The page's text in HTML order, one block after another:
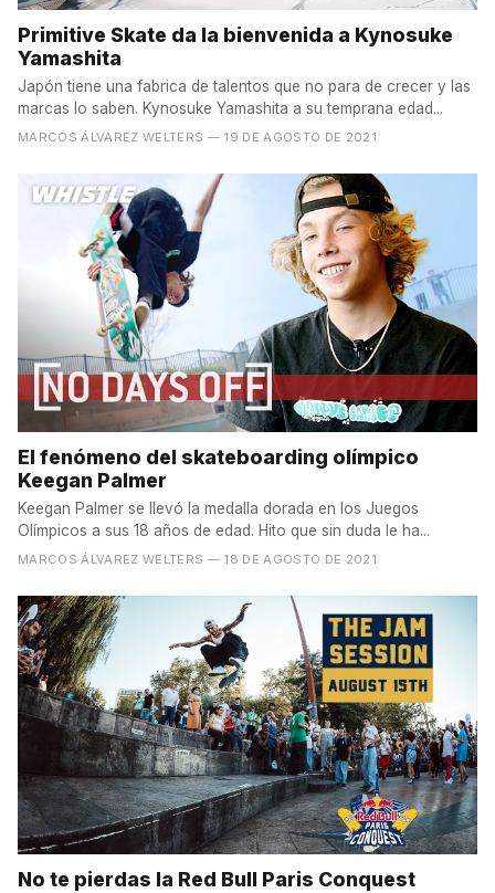
Primitive Skate da la bienvenida a Kynosuke
Yamashita
Japón tiene una fabrica de talentos que no para de crecer y las
marcas lo saben. Kynosuke Yamashita a su temprana edad...
MARCOS ÁLVAREZ WELTERS — 19 DE AGOSTO DE 2021
El fenómeno del skateboarding olímpico
Keegan Palmer
Keegan Palmer se llevó la medalla dorada en los Juegos
Olímpicos a sus 18 años de edad. Hito que sin duda le ha...
MARCOS ÁLVAREZ WELTERS — 18 DE AGOSTO DE 2021
No te pierdas la Red Bull Paris Conquest